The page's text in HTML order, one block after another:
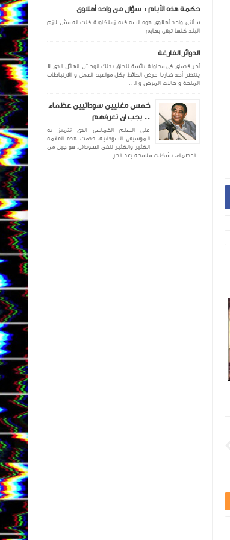
خميس حنكش
منذ 4 أشهر تقريبا
حكمة هذه الأيام : سؤال من واحد أهلاوى
سألنى واحد أهلاوى هوه لسه فيه زملكاوية قلت له مش لازم
البلد كلها تبقى بهايم
الدوائر الفارغة
أجر قدماى فى محاولة يائسة للحاق بذلك الوحش الهائل الذى لا
ينتظر أحد ضاربا عرض الحائط بكل مواعيد العمل و الارتباطات
الملحة و حالات المرض و ا...
خمس مغنيين سودانيين عظماء
.. يجب ان تعرفهم
على السلم الخماسي الذي تتميز به
الموسيقى السودانية، قدمت هذه القائمة
الكثير والكثير للفن السوداني، هو جيل من
العظماء، تشكلت ملامحه بعد الحر...